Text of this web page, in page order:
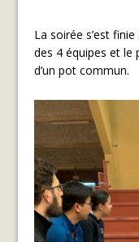
La soirée s’est
des 4 équipes et le
d’un pot commun.